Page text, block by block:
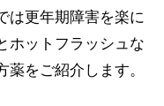
は更年期障害を楽に
ホットフラッシュな
をご紹介します。